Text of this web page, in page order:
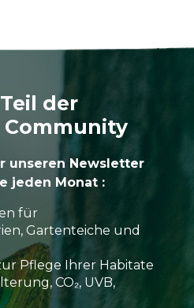
der
Community
unseren Newsletter
jeden Monat :
für
Gartenteiche und
Pflege Ihrer Habitate
CO₂, UVB,